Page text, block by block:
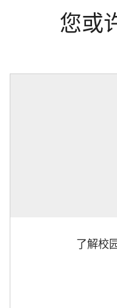
您或
了解校